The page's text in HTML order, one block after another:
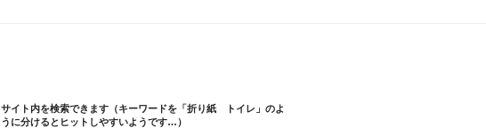
サイト内を検索できます（キーワードを「折り紙 トイレ」のよ
うに分けるとヒットしやすいようです…）